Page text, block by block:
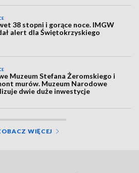
38 stopni i gorące noce. IMGW
alert dla Świętokrzyskiego
Muzeum Stefana Żeromskiego i
murów. Muzeum Narodowe
dwie duże inwestycje
WIĘCEJ